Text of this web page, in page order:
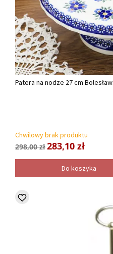
Patera na nodze 27 cm
Chwilowy brak produktu
298,00 zł283,10 zł
Do koszyka